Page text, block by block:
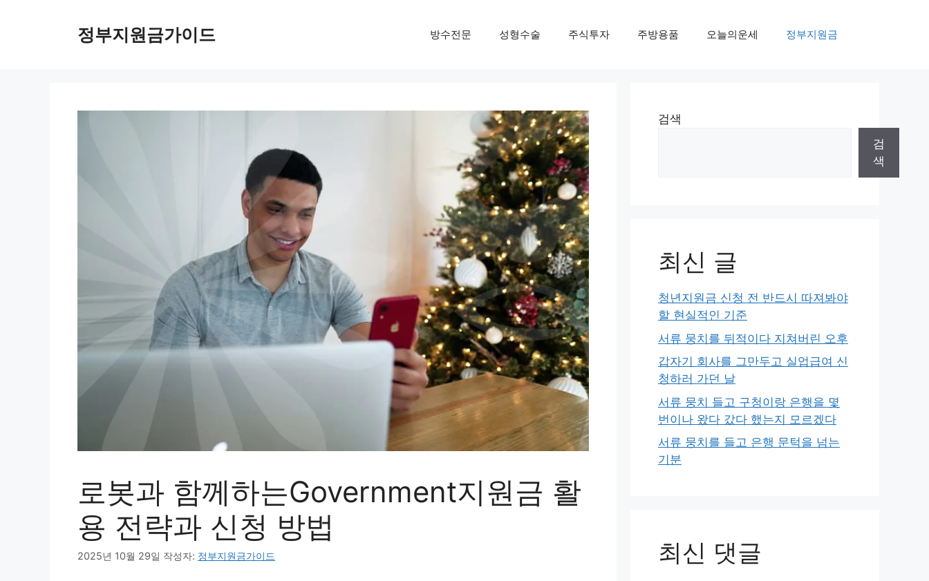
정부지원금가이드 방수전문 성형수술 주식투자 주방용품 오늘의운세 정부지원금
로봇과 함께하는Government지원금 활
용 전략과 신청 방법
2025년 10월 29일 작성자: 정부지원금가이드
검색
검
색
최신 글
청년지원금 신청 전 반드시 따져봐야
할 현실적인 기준
서류 뭉치를 뒤적이다 지쳐버린 오후
갑자기 회사를 그만두고 실업급여 신
청하러 가던 날
서류 뭉치 들고 구청이랑 은행을 몇
번이나 왔다 갔다 했는지 모르겠다
서류 뭉치를 들고 은행 문턱을 넘는
기분
최신 댓글